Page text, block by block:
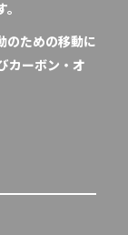
のための移動に
カーボン・オ